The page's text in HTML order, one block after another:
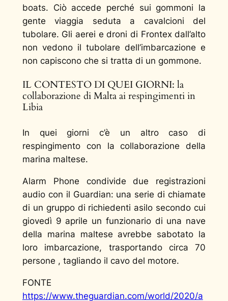
boats. Ciò accede perché sui gommoni la
gente viaggia seduta a cavalcioni del
tubolare. Gli aerei e droni di Frontex dall’alto
non vedono il tubolare dell’imbarcazione e
non capiscono che si tratta di un gommone.
IL CONTESTO DI QUEI GIORNI: la
collaborazione di Malta ai respingimenti in
Libia
In quei giorni c’è un altro caso di
respingimento con la collaborazione della
marina maltese.
Alarm Phone condivide due registrazioni
audio con il Guardian: una serie di chiamate
di un gruppo di richiedenti asilo secondo cui
giovedì 9 aprile un funzionario di una nave
della marina maltese avrebbe sabotato la
loro imbarcazione, trasportando circa 70
persone , tagliando il cavo del motore.
FONTE
https://www.theguardian.com/world/2020/a